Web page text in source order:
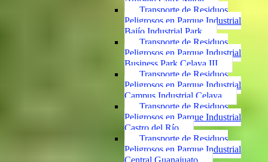
Transporte de Residuos
Peligrosos en Parque Industrial
Bajío Industrial Park
Transporte de Residuos
Peligrosos en Parque Industrial
Business Park Celaya III
Transporte de Residuos
Peligrosos en Parque Industrial
Campus Industrial Celaya
Transporte de Residuos
Peligrosos en Parque Industrial
Castro del Río
Transporte de Residuos
Peligrosos en Parque Industrial
Central Guanajuato